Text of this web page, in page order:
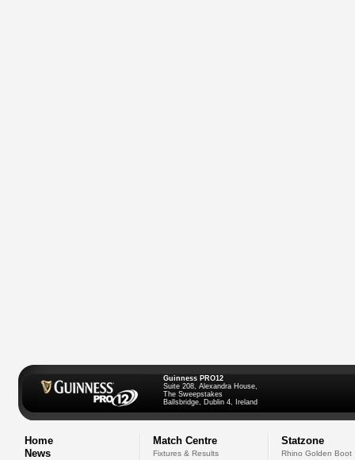
Guinness PRO12
Suite 208, Alexandra House,
The Sweepstakes
Ballsbridge, Dublin 4, Ireland
Home
News
Match Centre
Fixtures & Results
Statzone
Rhino Golden Boot